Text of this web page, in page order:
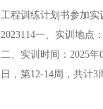
工程训练计划书参加实
2023114一、实训地点
二、实训时间：2025年
日，第12-14周，共计3